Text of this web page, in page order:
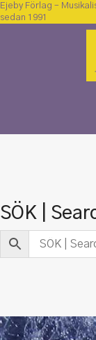
Ejeby Förlag –
sedan 1991
SÖK |